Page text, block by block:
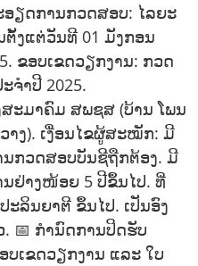
ຽດການກວດສອບ: ໄລຍະ
ງແຕ່ວັນທີ 01 ມັງກອນ
ຂອບເຂດວຽກງານ: ກວດ
ຈຳປີ 2025.
ະມາຄົມ ສພຊສ (ບ້ານ ໂພນ
າງ). ເງື່ອນໄຂຜູ້ສະໝັກ: ມີ
ນກວດສອບບັນຊີຖືກຕ້ອງ. ມີ
ຢ່າງໜ້ອຍ 5 ປີຂຶ້ນໄປ. ທີ່
ລິນຍາຕີ ຂຶ້ນໄປ. ເປັນອົງ
📅 ກຳນົດການປິດຮັບ
ບເຂດວຽກງານ ແລະ ໃບ